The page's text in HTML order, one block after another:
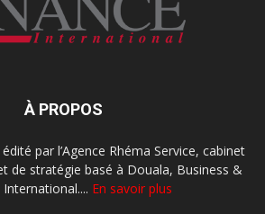
À PROPOS
par l’Agence Rhéma Service, cabinet
de stratégie basé à Douala, Business &
International.... En savoir plus